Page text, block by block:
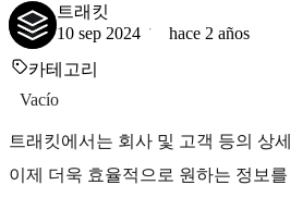
트래킷
10 sep 2024
hace 2 años
카테고리
Vacío
트래킷에서는 회사 및 고객 등의 상
이제 더욱 효율적으로 원하는 정보